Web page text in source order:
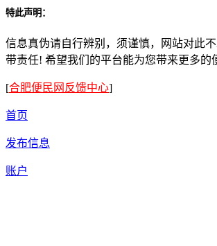
特此声明：
信息真伪请自行辨别，须谨慎，网站对此
带责任! 希望我们的平台能为您带来更多的
[合肥便民网反馈中心]
首页
发布信息
账户